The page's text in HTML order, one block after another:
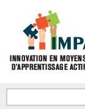
FORMULAIRE DE